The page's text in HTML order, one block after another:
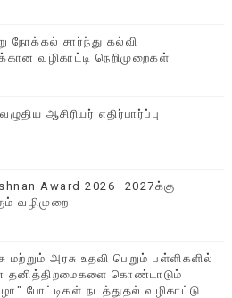
நோக்கல் சார்ந்து கல்வி
வழிகாட்டி நெறிமுறைகள்
ஆசிரியர் எதிர்பார்ப்பு
Award 2026–2027க்கு
வழிமுறை
மற்றும் அரசு உதவி பெறும் பள்ளிகளில்
தனித்திறமைகளை கொண்டாடும்
போட்டிகள் நடத்துதல் வழிகாட்டு